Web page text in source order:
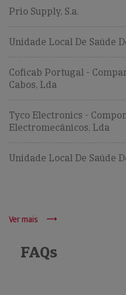
Prio Supply, S.a.
Unidade Local De Saúde
Coficab Portugal -
Cabos, Lda
Tyco Electronics -
Electromecânicos, Lda
Unidade Local De Saúde
Ver mais
FAQs